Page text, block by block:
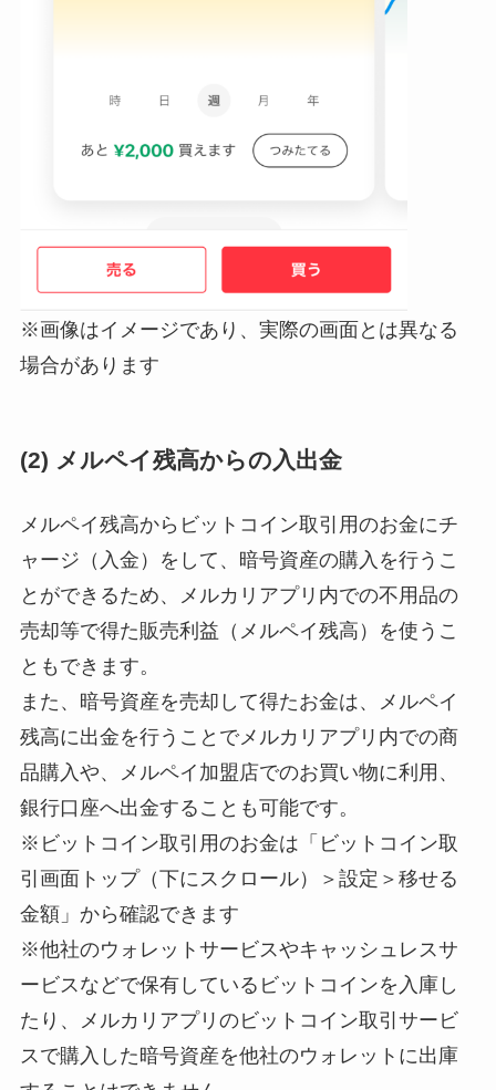
※画像はイメージであり、実際の画面とは異なる
場合があります
(2) メルペイ残高からの入出金
メルペイ残高からビットコイン取引用のお金にチ
ャージ（入金）をして、暗号資産の購入を行うこ
とができるため、メルカリアプリ内での不用品の
売却等で得た販売利益（メルペイ残高）を使うこ
ともできます。
また、暗号資産を売却して得たお金は、メルペイ
残高に出金を行うことでメルカリアプリ内での商
品購入や、メルペイ加盟店でのお買い物に利用、
銀行口座へ出金することも可能です。
※ビットコイン取引用のお金は「ビットコイン取
引画面トップ（下にスクロール）＞設定＞移せる
金額」から確認できます
※他社のウォレットサービスやキャッシュレスサ
ービスなどで保有しているビットコインを入庫し
たり、メルカリアプリのビットコイン取引サービ
スで購入した暗号資産を他社のウォレットに出庫